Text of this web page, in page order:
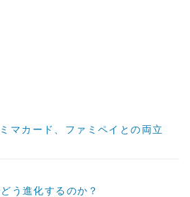
マカード、ファミペイとの両立
う進化するのか？